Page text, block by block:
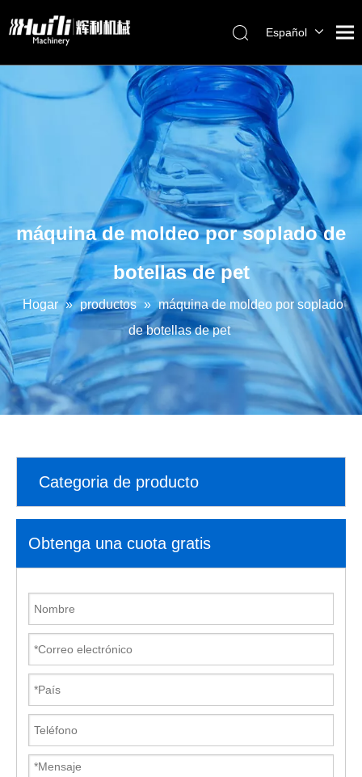
Español
العربية
Français
Pусский
Português
máquina de moldeo por soplado de
botellas de pet
Hogar » productos » máquina de moldeo por soplado
de botellas de pet
Categoria de producto
Obtenga una cuota gratis